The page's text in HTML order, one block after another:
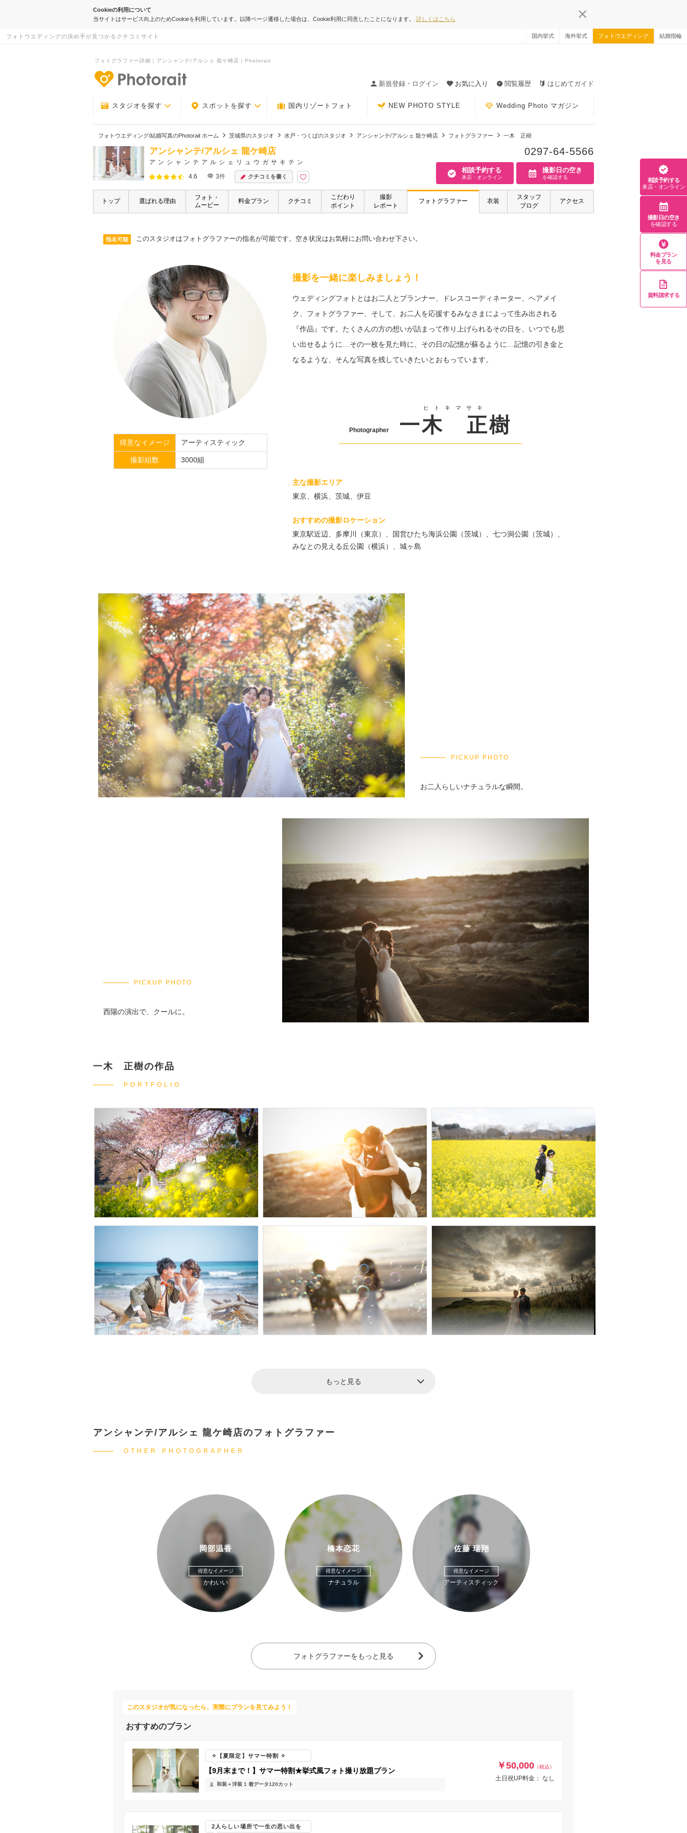
Cookieの利用について
当サイトはサービス向上のためCookieを利用しています。以降ページ遷移した場合は、Cookie利用に同意したことになります。 詳しくはこちら
フォトウエディングの決め手が見つかるクチコミサイト 国内挙式 海外挙式 フォトウエディング 結婚指輪
フォトグラファー詳細｜アンシャンテ/アルシェ 龍ケ崎店｜Photorait
新規登録・ログイン
お気に入り 閲覧履歴 はじめてガイド
スタジオを探す スポットを探す 国内リゾートフォト NEW PHOTO STYLE Wedding Photo マガジン
フォトウエディング/結婚写真のPhotorait ホーム 茨城県のスタジオ 水戸・つくばのスタジオ アンシャンテ/アルシェ 龍ケ崎店 フォトグラファー 一木 正樹
アンシャンテ/アルシェ 龍ケ崎店
アンシャンテアルシェリュウガサキテン
4.6
3件 クチコミを書く
0297-64-5566
相談予約する
来店・オンライン
撮影日の空き
を確認する
トップ 選ばれる理由
フォト・
ムービー
料金プラン クチコミ
こだわり
ポイント
撮影
レポート
フォトグラファー 衣装
スタッフ
ブログ
アクセス
指名可能 このスタジオはフォトグラファーの指名が可能です。空き状況はお気軽にお問い合わせ下さい。
得意なイメージ アーティスティック
撮影組数 3000組
撮影を一緒に楽しみましょう！
ウェディングフォトとはお二人とプランナー、ドレスコーディネーター、ヘアメイ
ク、フォトグラファー、そして、お二人を応援するみなさまによって生み出される
『作品』です。たくさんの方の想いが詰まって作り上げられるその日を、いつでも思
い出せるように…その一枚を見た時に、その日の記憶が蘇るように…記憶の引き金と
なるような、そんな写真を残していきたいとおもっています。
Photographer
ヒトキマサキ
一木 正樹
主な撮影エリア
東京、横浜、茨城、伊豆
おすすめの撮影ロケーション
東京駅近辺、多摩川（東京）、国営ひたち海浜公園（茨城）、七つ洞公園（茨城）、
みなとの見える丘公園（横浜）、城ヶ島
PICKUP PHOTO
お二人らしいナチュラルな瞬間。
PICKUP PHOTO
西陽の演出で、クールに。
一木 正樹の作品
PORTFOLIO
もっと見る
アンシャンテ/アルシェ 龍ケ崎店のフォトグラファー
OTHER PHOTOGRAPHER
岡部温香
得意なイメージ
かわいい
橋本恋花
得意なイメージ
ナチュラル
佐藤 瑞翔
得意なイメージ
アーティスティック
フォトグラファーをもっと見る
このスタジオが気になったら、実際にプランを見てみよう！
おすすめのプラン
✧【夏限定】サマー特割 ✧
【9月末まで！】サマー特割★挙式風フォト撮り放題プラン
和装＋洋装 1 着データ120カット
￥50,000 （税込）
土日祝UP料金： なし
2人らしい場所で一生の思い出を
相談予約する
来店・オンライン
撮影日の空き
を確認する
料金プラン
を見る
資料請求する